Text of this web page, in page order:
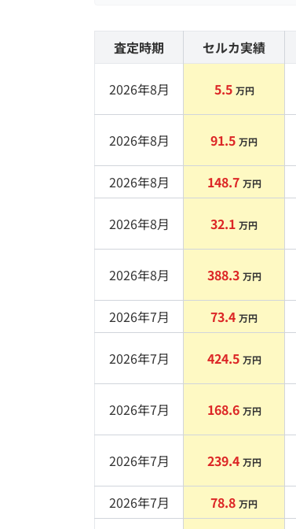
査定時期 セルカ実績
2026年8月 5.5 万円
2026年8月 91.5 万円
2026年8月 148.7 万円
2026年8月 32.1 万円
2026年8月 388.3 万円
2026年7月 73.4 万円
2026年7月 424.5 万円
2026年7月 168.6 万円
2026年7月 239.4 万円
2026年7月 78.8 万円